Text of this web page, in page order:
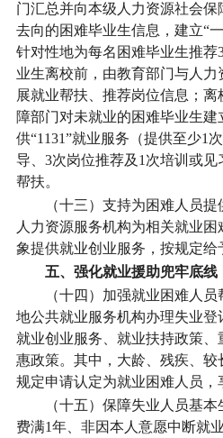
门汇总并向本级人力资源社会
去向的困难毕业生信息，建立“
针对性地为每名困难毕业生推
业生离校前，由教育部门与人
展就业帮扶、推荐岗位信息；
障部门对未就业的困难毕业生
供“1131”就业服务（提供至少1
导、3次岗位推荐及1次培训或
帮扶。
（十三）支持为困难人员提
人力资源服务机构为相关就业
象提供就业创业服务，按规定给
五、强化就业援助兜牢底线
（十四）加强就业困难人员
地公共就业服务机构办理失业
就业创业服务、就业扶持政策
惠政策。其中，大龄、残疾、
规定申请认定为就业困难人员，
（十五）保障失业人员基本
费满1年、非因本人意愿中断就